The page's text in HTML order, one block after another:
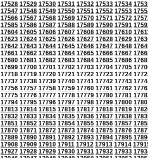
17528 17529 17530 17531 17532 17533 17534
17547 17548 17549 17550 17551 17552 17553
17566 17567 17568 17569 17570 17571 17572
17585 17586 17587 17588 17589 17590 17591
17604 17605 17606 17607 17608 17609 17610
17623 17624 17625 17626 17627 17628 17629
17642 17643 17644 17645 17646 17647 17648
17661 17662 17663 17664 17665 17666 17667
17680 17681 17682 17683 17684 17685 17686
17699 17700 17701 17702 17703 17704 17705
17718 17719 17720 17721 17722 17723 17724
17737 17738 17739 17740 17741 17742 17743
17756 17757 17758 17759 17760 17761 17762
17775 17776 17777 17778 17779 17780 17781
17794 17795 17796 17797 17798 17799 17800
17813 17814 17815 17816 17817 17818 17819
17832 17833 17834 17835 17836 17837 17838
17851 17852 17853 17854 17855 17856 17857
17870 17871 17872 17873 17874 17875 17876
17889 17890 17891 17892 17893 17894 17895
17908 17909 17910 17911 17912 17913 17914
17927 17928 17929 17930 17931 17932 17933